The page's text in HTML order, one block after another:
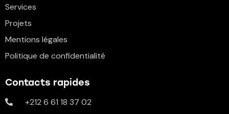
Services
Projets
Mentions légales
Politique de confidentialité
Contacts rapides
+212 6 61 18 37 02